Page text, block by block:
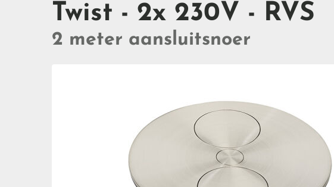
Twist - 2x 230V - RVS
2 meter aansluitsnoer